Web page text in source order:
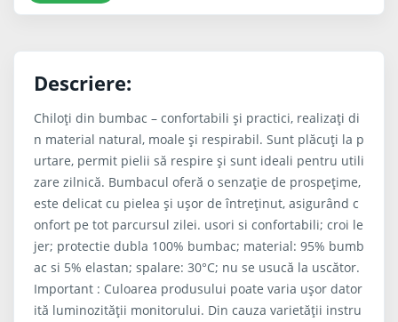
Descriere:
Chiloți din bumbac – confortabili și practici, realizați di
n material natural, moale și respirabil. Sunt plăcuți la p
urtare, permit pielii să respire și sunt ideali pentru utili
zare zilnică. Bumbacul oferă o senzație de prospețime,
este delicat cu pielea și ușor de întreținut, asigurând c
onfort pe tot parcursul zilei. usori si confortabili; croi le
jer; protectie dubla 100% bumbac; material: 95% bumb
ac si 5% elastan; spalare: 30°C; nu se usucă la uscător.
Important : Culoarea produsului poate varia ușor dator
ită luminozității monitorului. Din cauza varietății instru